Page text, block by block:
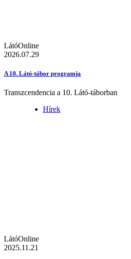
LátóOnline
2026.07.29
A 10. Látó-tábor programja
Transzcendencia a 10. Látó-táborban
Hírek
LátóOnline
2025.11.21